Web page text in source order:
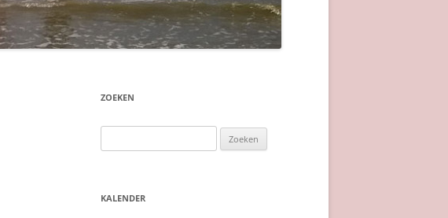
ZOEKEN
naar:
KALENDER